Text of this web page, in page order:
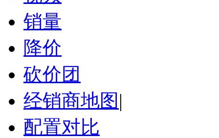
销量
降价
砍价团
经销商地图 |
配置对比